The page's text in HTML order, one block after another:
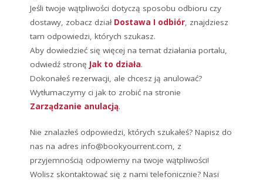
Jeśli twoje wątpliwości dotyczą sposobu odbioru czy
dostawy, zobacz dział Dostawa I odbiór, znajdziesz
tam odpowiedzi, których szukasz.
Aby dowiedzieć się więcej na temat działania portalu,
odwiedź stronę Jak to działa.
Dokonałeś rezerwacji, ale chcesz ją anulować?
Wytłumaczymy ci jak to zrobić na stronie
Zarządzanie anulacją.
Nie znalazłeś odpowiedzi, których szukałeś? Napisz do
nas na adres info@bookyourrent.com, z
przyjemnością odpowiemy na twoje wątpliwości!
Wolisz skontaktować się z nami telefonicznie? Nasi